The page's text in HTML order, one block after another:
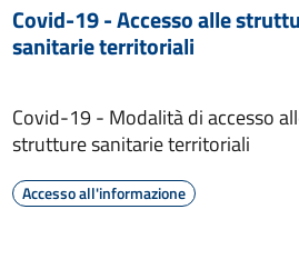
Covid-19 - Accesso alle
sanitarie territoriali
Covid-19 - Modalità di accesso
strutture sanitarie territoriali
Accesso all'informazione